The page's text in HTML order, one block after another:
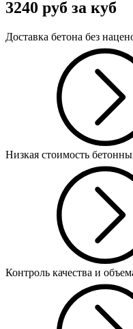
3240 руб за куб
Доставка бетона без
Низкая стоимость
Контроль качества и